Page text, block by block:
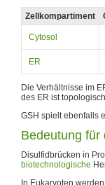
Zellkompartiment
Cytosol
ER
Die Verhältnisse im
des ER ist
GSH spielt ebenfalls
Bedeutung für
Disulfidbrücken in
biotechnologische